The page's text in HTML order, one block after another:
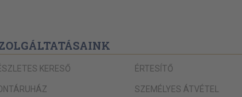
(dr. Csorba Zoltán) 148
KERESŐ ÉRTESÍTŐ
SZEMÉLYES ÁTVÉTEL